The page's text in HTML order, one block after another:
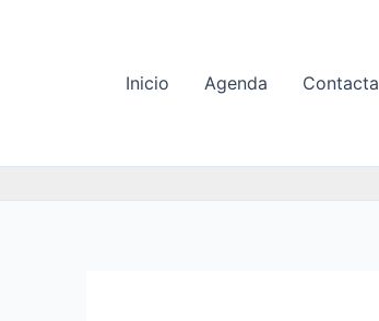
Inicio Agenda Contacta